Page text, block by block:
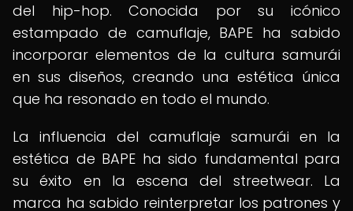
del hip-hop. Conocida por su icónico
estampado de camuflaje, BAPE ha sabido
incorporar elementos de la cultura samurái
en sus diseños, creando una estética única
que ha resonado en todo el mundo.
La influencia del camuflaje samurái en la
estética de BAPE ha sido fundamental para
su éxito en la escena del streetwear. La
marca ha sabido reinterpretar los patrones y